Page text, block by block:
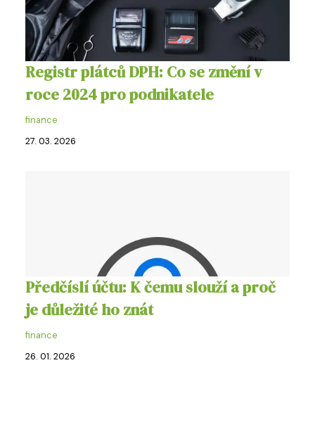
Registr plátců DPH: Co se změní v
roce 2024 pro podnikatele
finance
27. 03. 2026
Předčíslí účtu: K čemu slouží a proč
je důležité ho znát
finance
26. 01. 2026